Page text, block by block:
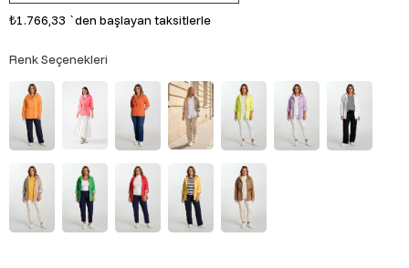
₺1.766,33 `den başlayan taksitlerle
Renk Seçenekleri